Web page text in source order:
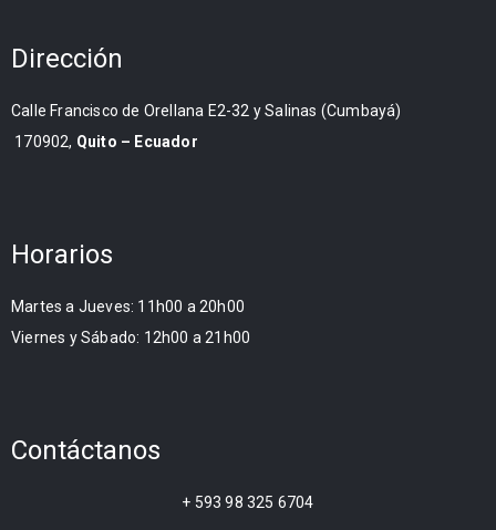
Dirección
Calle Francisco de Orellana E2-32 y Salinas (Cumbayá)
170902, Quito – Ecuador
Horarios
Martes a Jueves: 11h00 a 20h00
Viernes y Sábado: 12h00 a 21h00
Contáctanos
+ 593 98 325 6704